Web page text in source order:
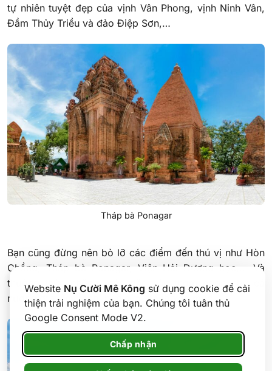
Website Nụ Cười Mê Kông sử dụng cookie để cải
thiện trải nghiệm của bạn. Chúng tôi tuân thủ
Google Consent Mode V2.
Chấp nhận
tự nhiên tuyệt đẹp của vịnh Vân Phong, vịnh Ninh Vân,
Đầm Thủy Triều và đảo Điệp Sơn,…
Tháp bà Ponagar
Bạn cũng đừng nên bỏ lỡ các điểm đến thú vị như Hòn
Chồng, Tháp bà Ponagar, Viện Hải Dương học,… Và
thưởng thức những món đặc sản thơm ngon như cá
nướng ớt xiêm xanh, bún sứa, bánh xèo mực,…